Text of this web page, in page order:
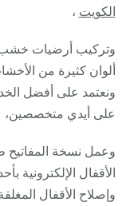
الكويت ،
وتركيب أرضيات خشب
ألوان كثيرة من
ونعتمد على أفضل
على أيدي متخصصين،
وعمل نسخة
الأقفال الإلكترونية
وإصلاح الأقفال